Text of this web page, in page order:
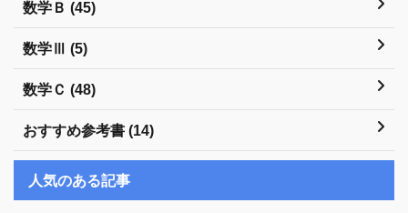
数学Ｂ (45)
数学Ⅲ (5)
数学Ｃ (48)
おすすめ参考書 (14)
人気のある記事